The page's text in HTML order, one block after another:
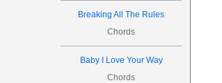
Breaking All The Rules
Chords
Baby I Love Your Way
Chords